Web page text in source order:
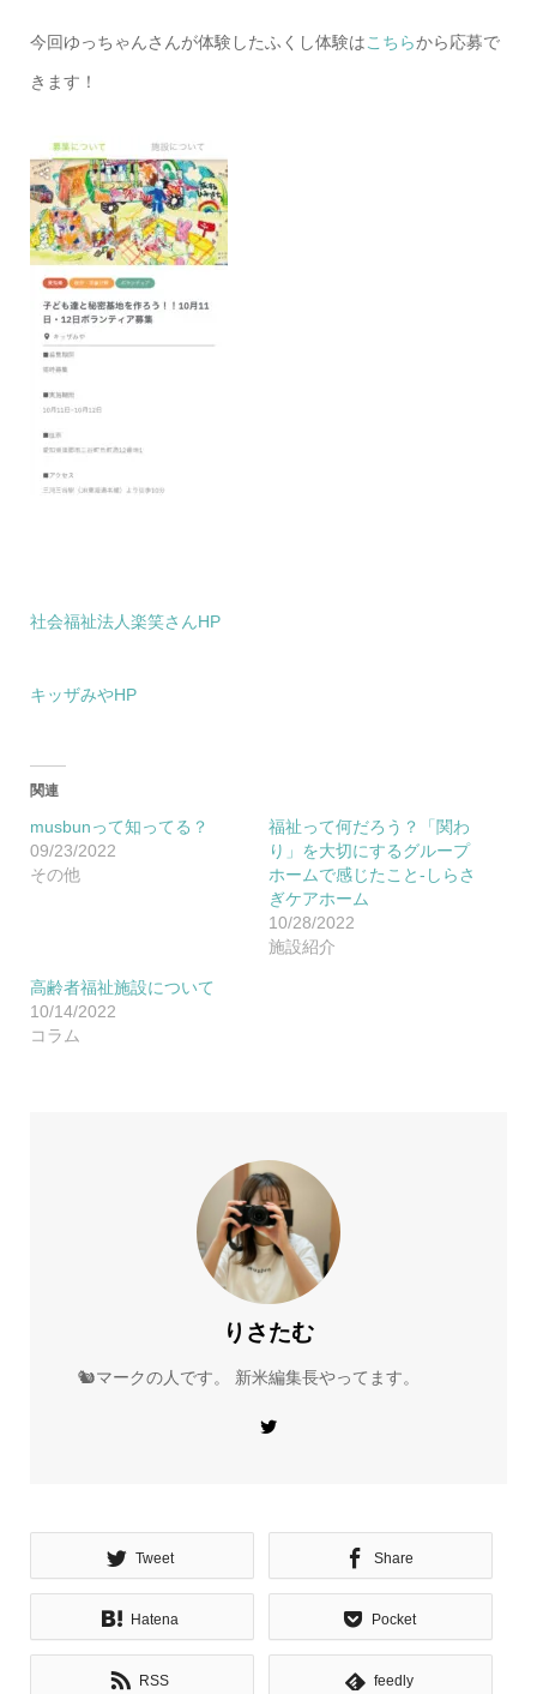
今回ゆっちゃんさんが体験したふくし体験はこちらから応募で
きます！
社会福祉法人楽笑さんHP
キッザみやHP
関連
musbunって知ってる？
09/23/2022
その他
福祉って何だろう？「関わ
り」を大切にするグループ
ホームで感じたこと-しらさ
ぎケアホーム
10/28/2022
施設紹介
高齢者福祉施設について
10/14/2022
コラム
りさたむ
🐿マークの人です。 新米編集長やってます。
Tweet Share
Hatena Pocket
RSS feedly